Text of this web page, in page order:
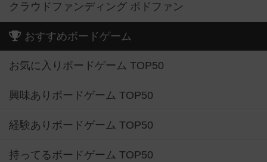
クラウドファンディング ボドファン
おすすめボードゲーム
お気に入りボードゲーム TOP50
興味ありボードゲーム TOP50
経験ありボードゲーム TOP50
持ってるボードゲーム TOP50